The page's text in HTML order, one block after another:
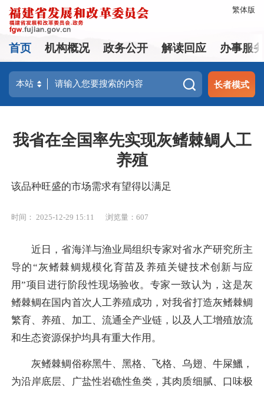
繁体版
首页 机构概况 政务公开 解读回应 办事服
长者模式
我省在全国率先实现灰鳍棘鲷人工
养殖
该品种旺盛的市场需求有望得以满足
时间： 2025-12-29 15:11 浏览量：607
近日，省海洋与渔业局组织专家对省水产研究所主
导的“灰鳍棘鲷规模化育苗及养殖关键技术创新与应
用”项目进行阶段性现场验收。专家一致认为，这是灰
鳍棘鲷在国内首次人工养殖成功，对我省打造灰鳍棘鲷
繁育、养殖、加工、流通全产业链，以及人工增殖放流
和生态资源保护均具有重大作用。
灰鳍棘鲷俗称黑牛、黑格、飞格、乌翅、牛屎鱲，
为沿岸底层、广盐性岩礁性鱼类，其肉质细腻、口味极